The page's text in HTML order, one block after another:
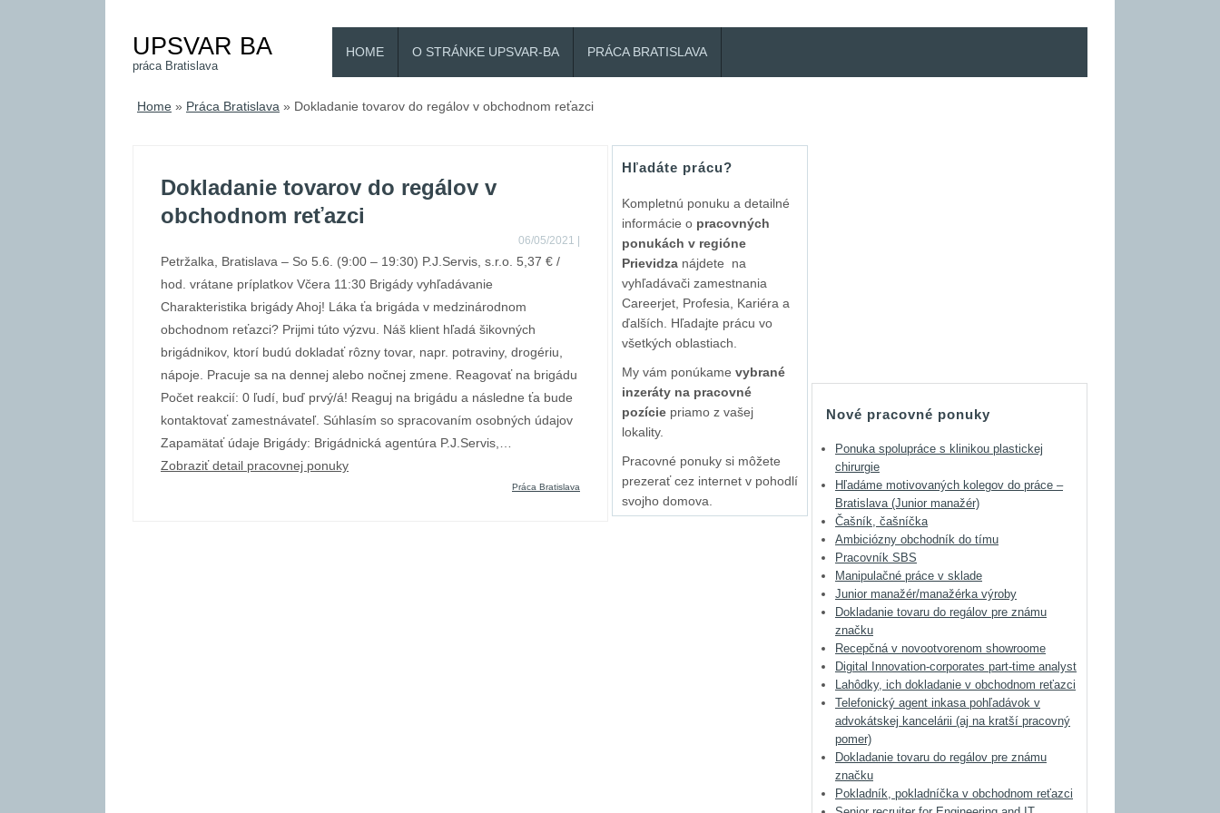
UPSVAR BA
práca Bratislava
HOME O STRÁNKE UPSVAR-BA PRÁCA BRATISLAVA
Home » Práca Bratislava » Dokladanie tovarov do regálov v obchodnom reťazci
Dokladanie tovarov do regálov v
obchodnom reťazci
06/05/2021
Petržalka, Bratislava – So 5.6. (9:00 – 19:30) P.J.Servis, s.r.o. 5,37 € /
hod. vrátane príplatkov Včera 11:30 Brigády vyhľadávanie
Charakteristika brigády Ahoj! Láka ťa brigáda v medzinárodnom
obchodnom reťazci? Prijmi túto výzvu. Náš klient hľadá šikovných
brigádnikov, ktorí budú dokladať rôzny tovar, napr. potraviny, drogériu,
nápoje. Pracuje sa na dennej alebo nočnej zmene. Reagovať na brigádu
Počet reakcií: 0 ľudí, buď prvý/á! Reaguj na brigádu a následne ťa bude
kontaktovať zamestnávateľ. Súhlasím so spracovaním osobných údajov
Zapamätať údaje Brigády: Brigádnická agentúra P.J.Servis,…
Zobraziť detail pracovnej ponuky
Práca Bratislava
Hľadáte prácu?
Kompletnú ponuku a detailné
informácie o pracovných
ponukách v regióne
Prievidza nájdete na
vyhľadávači zamestnania
Careerjet, Profesia, Kariéra a
ďalších. Hľadajte prácu vo
všetkých oblastiach.
My vám ponúkame vybrané
inzeráty na pracovné
pozície priamo z vašej
lokality.
Pracovné ponuky si môžete
prezerať cez internet v pohodlí
svojho domova.
Nové pracovné ponuky
Ponuka spolupráce s klinikou plastickej
chirurgie
Hľadáme motivovaných kolegov do práce –
Bratislava (Junior manažér)
Čašník, čašníčka
Ambiciózny obchodník do tímu
Pracovník SBS
Manipulačné práce v sklade
Junior manažér/manažérka výroby
Dokladanie tovaru do regálov pre známu
značku
Recepčná v novootvorenom showroome
Digital Innovation-corporates part-time analyst
Lahôdky, ich dokladanie v obchodnom reťazci
Telefonický agent inkasa pohľadávok v
advokátskej kancelárii (aj na kratší pracovný
pomer)
Dokladanie tovaru do regálov pre známu
značku
Pokladník, pokladníčka v obchodnom reťazci